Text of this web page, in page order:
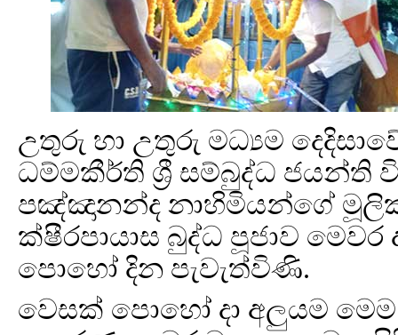
උතුරු හා උතුරු මධ්‍යම
ධම්මකීර්ති ශ්‍රී සම්බුද්ධ ජයන්ති
පඤ්ඤානන්ද නාහිමියන්ගේ
ක්ෂීරපායාස බුද්ධ පූජාව
පොහෝ දින පැවැත්විණි.
වෙසක් පොහෝ දා අලුයම